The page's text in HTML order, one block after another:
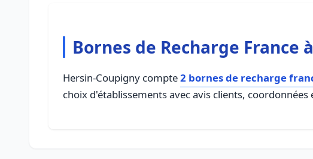
Bornes de Recharge France
Hersin-Coupigny compte2 bornes de recharge
choix d'établissements avec avis clients, coordonnées